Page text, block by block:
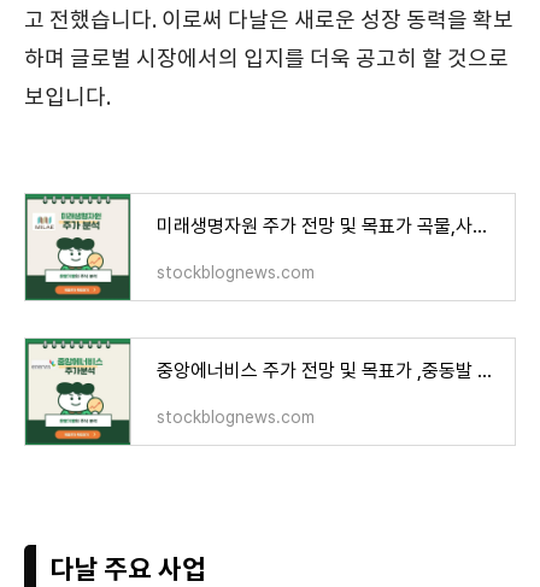
고 전했습니다. 이로써 다날은 새로운 성장 동력을 확보
하며 글로벌 시장에서의 입지를 더욱 공고히 할 것으로
보입니다.
미래생명자원 주가 전망 및 목표가 곡물,사료 관련주
stockblognews.com
중앙에너비스 주가 전망 및 목표가 ,중동발 전쟁,국제유가 상승
stockblognews.com
다날 주요 사업